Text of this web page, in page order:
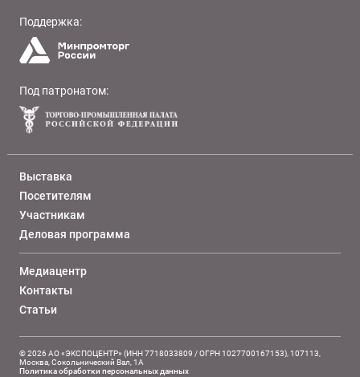
Поддержка:
Под патронатом:
Выставка
Посетителям
Участникам
Деловая программа
Медиацентр
Контакты
Статьи
© 2026 АО «ЭКСПОЦЕНТР» (ИНН 7718033809 / ОГРН 1027700167153), 107113,
Москва, Сокольнический Вал, 1А
Политика обработки персональных данных